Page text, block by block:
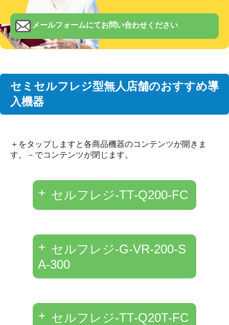
メールフォームにてお問い合わせください
セミセルフレジ型無人店舗のおすすめ導
入機器
＋をタップしますと各商品機器のコンテンツが開きま
す。－でコンテンツが閉じます。
セルフレジ-TT-Q200-FC
セルフレジ-G-VR-200-S
A-300
セルフレジ-TT-Q20T-FC